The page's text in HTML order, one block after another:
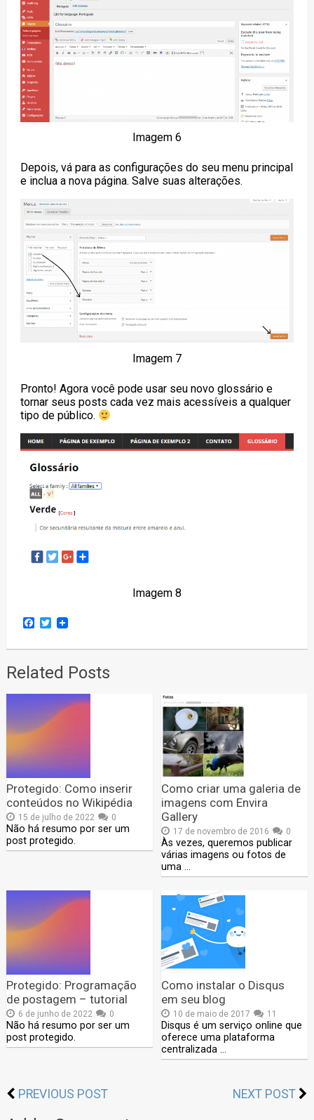
Imagem 6
Depois, vá para as configurações do seu menu principal
e inclua a nova página. Salve suas alterações.
Imagem 7
Pronto! Agora você pode usar seu novo glossário e
tornar seus posts cada vez mais acessíveis a qualquer
tipo de público.
Imagem 8
Facebook
Twitter
Related Posts
Protegido: Como inserir
conteúdos no Wikipédia
15 de julho de 2022 0
Não há resumo por ser um
post protegido.
Como criar uma galeria de
imagens com Envira
Gallery
17 de novembro de 2016 0
Às vezes, queremos publicar
várias imagens ou fotos de
uma …
Protegido: Programação
de postagem – tutorial
6 de junho de 2022 0
Não há resumo por ser um
post protegido.
Como instalar o Disqus
em seu blog
10 de maio de 2017 11
Disqus é um serviço online que
oferece uma plataforma
centralizada …
PREVIOUS POST NEXT POST